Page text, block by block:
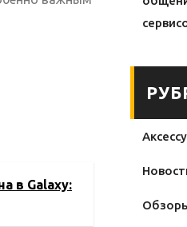
в Galaxy: